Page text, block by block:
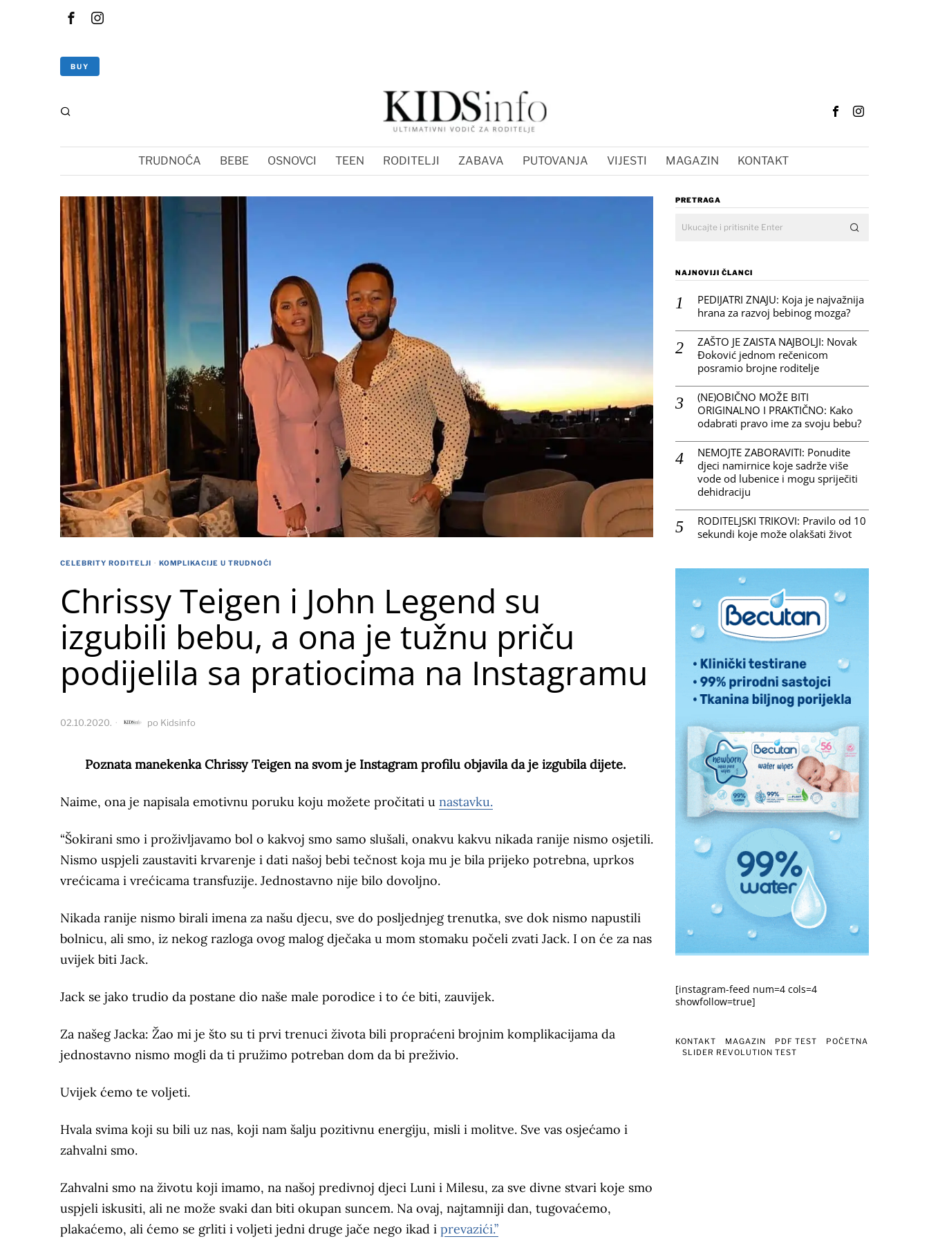
BUY
TRUDNOĆA BEBE OSNOVCI TEEN RODITELJI ZABAVA PUTOVANJA VIJESTI MAGAZIN KONTAKT
CELEBRITY RODITELJI · KOMPLIKACIJE U TRUDNOĆI
Chrissy Teigen i John Legend su
izgubili bebu, a ona je tužnu priču
podijelila sa pratiocima na Instagramu
02.10.2020. po Kidsinfo
Poznata manekenka Chrissy Teigen na svom je Instagram profilu objavila da je izgubila dijete.
Naime, ona je napisala emotivnu poruku koju možete pročitati u nastavku.
“Šokirani smo i proživljavamo bol o kakvoj smo samo slušali, onakvu kakvu nikada ranije nismo osjetili.
Nismo uspjeli zaustaviti krvarenje i dati našoj bebi tečnost koja mu je bila prijeko potrebna, uprkos
vrećicama i vrećicama transfuzije. Jednostavno nije bilo dovoljno.
Nikada ranije nismo birali imena za našu djecu, sve do posljednjeg trenutka, sve dok nismo napustili
bolnicu, ali smo, iz nekog razloga ovog malog dječaka u mom stomaku počeli zvati Jack. I on će za nas
uvijek biti Jack.
Jack se jako trudio da postane dio naše male porodice i to će biti, zauvijek.
Za našeg Jacka: Žao mi je što su ti prvi trenuci života bili propraćeni brojnim komplikacijama da
jednostavno nismo mogli da ti pružimo potreban dom da bi preživio.
Uvijek ćemo te voljeti.
Hvala svima koji su bili uz nas, koji nam šalju pozitivnu energiju, misli i molitve. Sve vas osjećamo i
zahvalni smo.
Zahvalni smo na životu koji imamo, na našoj predivnoj djeci Luni i Milesu, za sve divne stvari koje smo
uspjeli iskusiti, ali ne može svaki dan biti okupan suncem. Na ovaj, najtamniji dan, tugovaćemo,
plakaćemo, ali ćemo se grliti i voljeti jedni druge jače nego ikad i prevazići.”
PRETRAGA
NAJNOVIJI ČLANCI
PEDIJATRI ZNAJU: Koja je najvažnija
hrana za razvoj bebinog mozga?
ZAŠTO JE ZAISTA NAJBOLJI: Novak
Đoković jednom rečenicom
posramio brojne roditelje
(NE)OBIČNO MOŽE BITI
ORIGINALNO I PRAKTIČNO: Kako
odabrati pravo ime za svoju bebu?
NEMOJTE ZABORAVITI: Ponudite
djeci namirnice koje sadrže više
vode od lubenice i mogu spriječiti
dehidraciju
RODITELJSKI TRIKOVI: Pravilo od 10
sekundi koje može olakšati život
[instagram-feed num=4 cols=4
showfollow=true]
KONTAKT MAGAZIN PDF TEST
POČETNA
SLIDER REVOLUTION TEST